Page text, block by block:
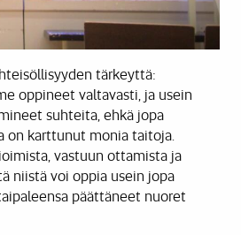
tärkeyttä:
oppineet valtavasti, ja usein
suhteita, ehkä jopa
on karttunut monia taitoja.
vastuun ottamista ja
niistä voi oppia usein jopa
päättäneet nuoret